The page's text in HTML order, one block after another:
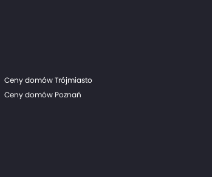
Ceny domów Trójmiasto
Ceny domów Poznań